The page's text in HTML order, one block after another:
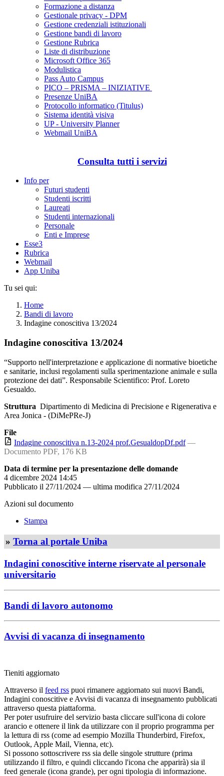
Formazione a distanza
Gestionale privacy - DPM
Gestione credenziali istituzionali
Gestione bandi di lavoro
Gestione Rubrica
Liste di distribuzione
Microsoft Office 365
Modulistica
Pass Auto Campus
PICO – PRISMA – INIZIATIVE
Presenze UniBA
Protocollo informatico (Titulus)
Sistema identità visiva
UP - University Planner
Webmail UniBA
Consulta tutti i servizi
Info per
Futuri studenti
Studenti iscritti
Laureati
Studenti internazionali
Personale
Enti e Imprese
Esse3
Rubrica
Webmail
App Uniba
Tu sei qui:
Home
Bandi di lavoro
Indagine conoscitiva 13/2024
Indagine conoscitiva 13/2024
“Supporto nell'interpretazione e applicazione di normative bioetiche
e sanitarie, inclusi regolamenti sulla sperimentazione animale e sulla
protezione dei dati”. Responsabile Scientifico: Prof. Loreto
Gesualdo.
Struttura Dipartimento di Medicina di Precisione e Rigenerativa e
Area Jonica - (DiMePRe-J)
File
Indagine conoscitiva n.13-2024 prof.GesualdopDf.pdf —
Documento PDF, 176 KB
Data di termine per la presentazione delle domande
4 dicembre 2024 14:45
Pubblicato il 27/11/2024 — ultima modifica 27/11/2024
Azioni sul documento
Stampa
» Torna al portale Uniba
Indagini conoscitive interne riservate al personale
universitario
Bandi di lavoro autonomo
Avvisi di vacanza di insegnamento
Tieniti aggiornato
Attraverso il feed rss puoi rimanere aggiornato sui nuovi Bandi,
Indagini conoscitive e Avvisi di vacanza di insegnamento pubblicati
attraverso questa piattaforma.
Per poter usufruire del servizio basta cliccare sull'icona di colore
arancio e ottenere il link da utilizzare con il proprio programma per
la lettura di rss (come ad esempio Mozilla Thunderbird, Firefox,
Outlook, Apple Mail, Vienna, etc).
Si possono sottoscrivere rss sia delle singole strutture (prima
utilizzando il filtro, e quindi cliccando l'icona che apparirà) sia il
feed generale (icona grande), per ogni tipologia di informazione.